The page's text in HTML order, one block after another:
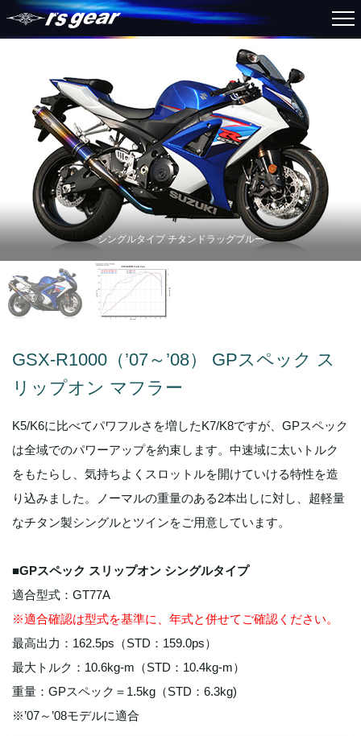
シングルタイプ チタンドラッグブルー
GSX-R1000（’07～’08） GPスペック ス
リップオン マフラー
K5/K6に比べてパワフルさを増したK7/K8ですが、GPスペック
は全域でのパワーアップを約束します。中速域に太いトルク
をもたらし、気持ちよくスロットルを開けていける特性を造
り込みました。ノーマルの重量のある2本出しに対し、超軽量
なチタン製シングルとツインをご用意しています。
■GPスペック スリップオン シングルタイプ
適合型式：GT77A
※適合確認は型式を基準に、年式と併せてご確認ください。
最高出力：162.5ps（STD：159.0ps）
最大トルク：10.6kg-m（STD：10.4kg-m）
重量：GPスペック＝1.5kg（STD：6.3kg)
※’07～’08モデルに適合